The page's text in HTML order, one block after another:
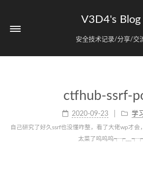
V3D4's Blog
安全技术记录/分享/交
ctfhub-ssrf-
2020-09-23 学
自己研究了好久ssrf也没懂咋整，看了大佬wp才会
太菜了呜呜呜┭┮﹏┭┮